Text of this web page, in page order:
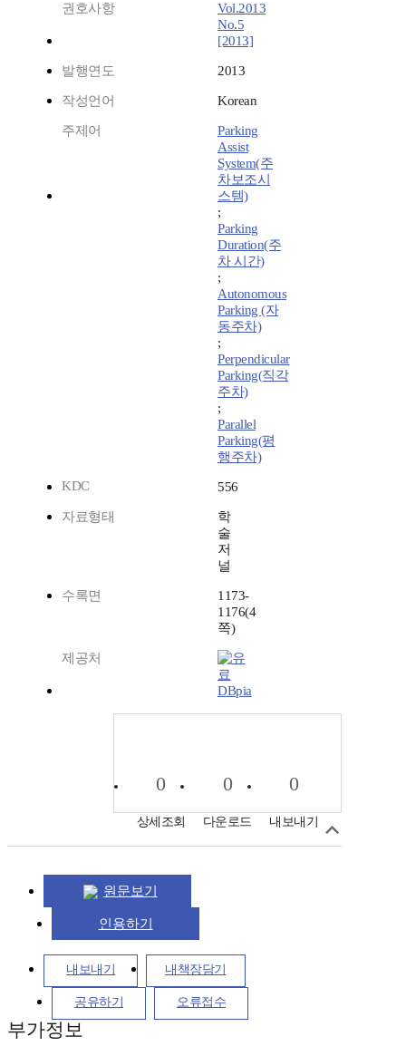
권호사항
Vol.2013
No.5
[2013]
발행연도 2013
작성언어 Korean
주제어
Parking
Assist
System(주
차보조시
스템)
;
Parking
Duration(주
차 시간)
;
Autonomous
Parking (자
동주차)
;
Perpendicular
Parking(직각
주차)
;
Parallel
Parking(평
행주차)
KDC
556
자료형태
학
술
저
널
수록면
1173-
1176(4
쪽)
제공처
DBpia
0
상세조회
0
다운로드
0
내보내기
원문보기
인용하기
내보내기 내책장담기
공유하기 오류접수
부가정보